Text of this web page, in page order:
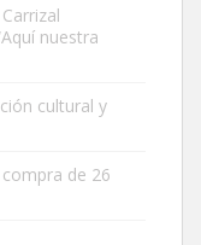
menos de un mes,
nuestra
cultural y
de 26